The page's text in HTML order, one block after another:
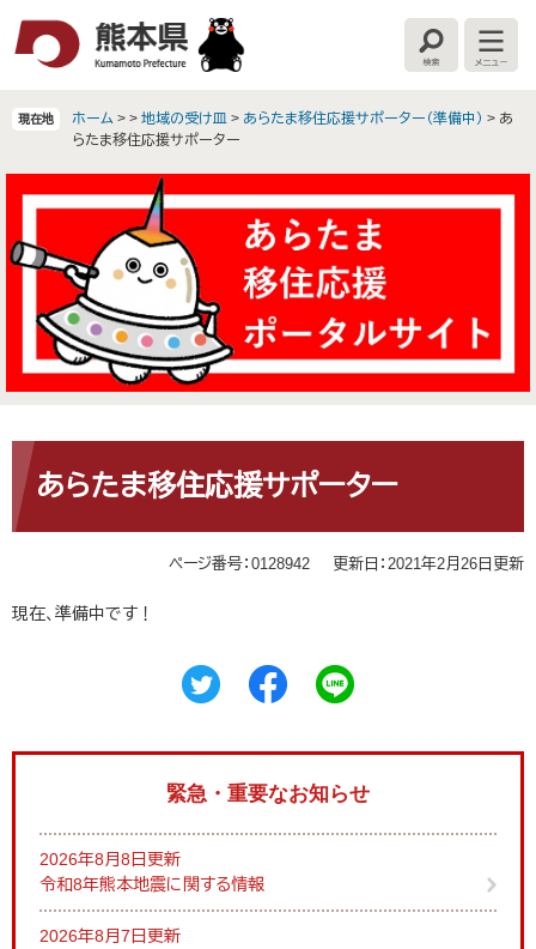
本
文
検
索
メ
ニ
ー
現在地 ホーム > > 地域の受け皿 > あらたま移住応援サポーター（準備中） > あ
らたま移住応援サポーター
文 あらたま移住応援サポーター
ページ番号：0128942 更新日：2021年2月26日更新
現在、準備中です！
緊急・重要なお知らせ
2026年8月8日更新
令和8年熊本地震に関する情報
2026年8月7日更新